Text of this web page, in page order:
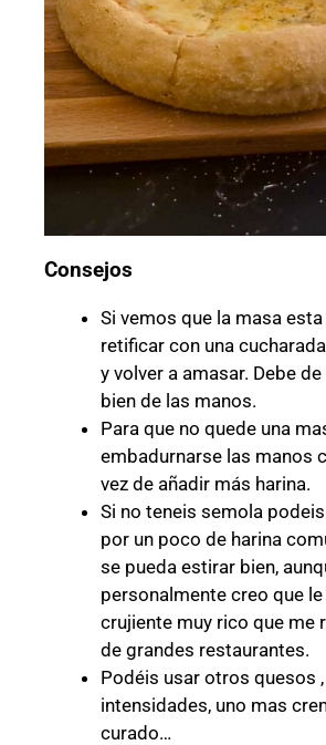
Consejos
Si vemos que la masa
retificar con una
y volver a amasar. Debe
bien de las manos.
Para que no quede una
embadurnarse las manos
vez de añadir más harina.
Si no teneis semola
por un poco de harina
se pueda estirar bien,
personalmente creo que
crujiente muy rico que me
de grandes restaurantes.
Podéis usar otros quesos
intensidades, uno mas
curado…